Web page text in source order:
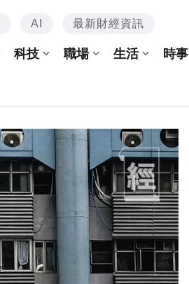
AI 最新財經資訊
科技 職場 生活 時事